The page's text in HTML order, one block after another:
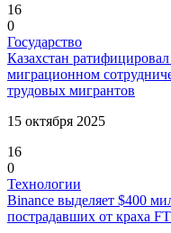
16
0
Государство
Казахстан
миграционном
трудовых мигрантов
15 октября 2025
16
0
Технологии
Binance выделяет $400
пострадавших от краха